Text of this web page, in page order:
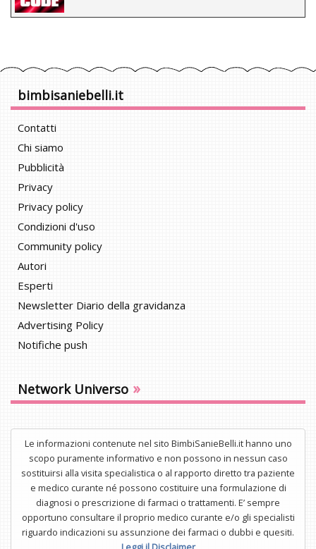
bimbisaniebelli.it
Contatti
Chi siamo
Pubblicità
Privacy
Privacy policy
Condizioni d'uso
Community policy
Autori
Esperti
Newsletter Diario della gravidanza
Advertising Policy
Notifiche push
Network Universo »
Le informazioni contenute nel sito BimbiSanieBelli.it hanno uno
scopo puramente informativo e non possono in nessun caso
sostituirsi alla visita specialistica o al rapporto diretto tra paziente
e medico curante né possono costituire una formulazione di
diagnosi o prescrizione di farmaci o trattamenti. E’ sempre
opportuno consultare il proprio medico curante e/o gli specialisti
riguardo indicazioni su assunzione dei farmaci o dubbi e quesiti.